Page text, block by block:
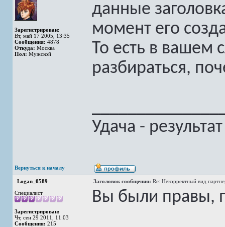
Зарегистрирован:
Вт, май 17 2005, 13:35
Сообщения: 4878
Откуда: Москва
Пол: Мужской
данные
момент его
То есть в вашем
разбираться,
Удача -
Вернуться к началу
Logan_0589 Заголовок сообщения: Re: Некорректный вид
Специалист
Зарегистрирован:
Чт, сен 29 2011, 11:03
Сообщения: 215
Вы были правы,